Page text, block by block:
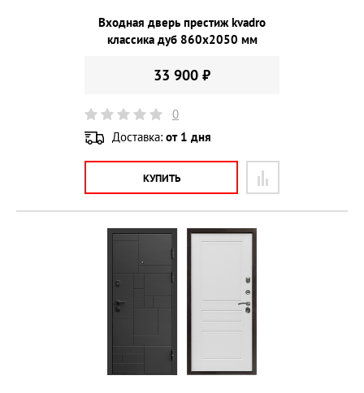
Входная дверь престиж kvadro
классика дуб 860х2050 мм
33 900 ₽
0
Доставка: от 1 дня
КУПИТЬ